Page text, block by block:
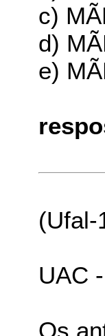
c)
d)
e)
(Ufal-
UAC
Os